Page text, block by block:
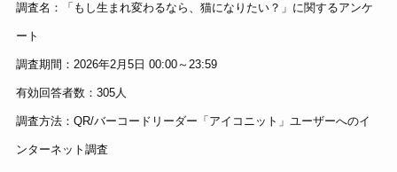
調査名：「もし生まれ変わるなら、猫になりたい？」に関するアンケ
ート
調査期間：2026年2月5日 00:00～23:59
有効回答者数：305人
調査方法：QR/バーコードリーダー「アイコニット」ユーザーへのイ
ンターネット調査